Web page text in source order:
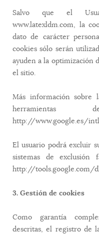
Salvo que el
www.latexldm.com, la
dato de carácter
cookies sólo serán
ayuden a la optimización
el sitio.
Más información sobre
http://www.google.es/
El usuario podrá excluir
sistemas de exclusión
http://tools.google.com/
3. Gestión de cookies
Como garantía
descritas, el registro de